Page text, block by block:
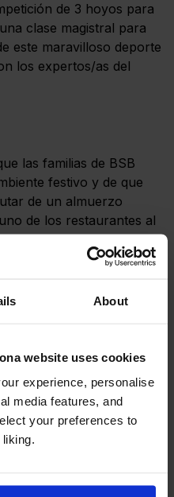
About
website uses cookies
experience, personalise
media features, and
your preferences to
de 3 hoyos para
clase magistral para
este maravilloso deporte
los expertos/as del
las familias de BSB
festivo y de que
de un almuerzo
de los restaurantes al
que cuenta con
inauguración de su
dirigida a niños/as y
años, y que
a todos los
la competición. Podéis